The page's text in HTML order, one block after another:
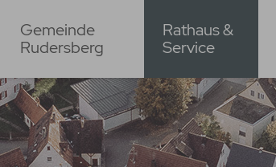
Gemeinde
Rudersberg
Rathaus &
Service